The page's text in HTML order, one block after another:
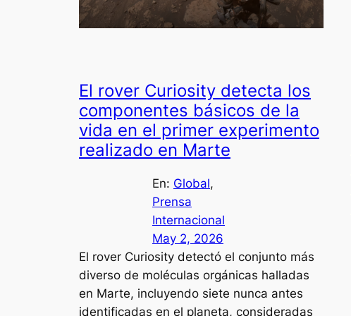
El rover Curiosity detecta los
componentes básicos de la
vida en el primer experimento
realizado en Marte
En: Global
Prensa
Internacional
May 2, 2026
El rover Curiosity detectó el conjunto más
diverso de moléculas orgánicas halladas
en Marte, incluyendo siete nunca antes
identificadas en el planeta, consideradas